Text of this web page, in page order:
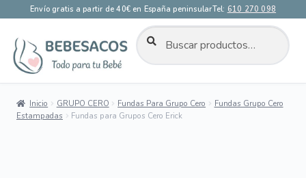
Envío gratis a partir de 40€ en España peninsularTel: 610 270 098
navegación
Buscar
por:
BUSCAR
Inicio GRUPO CERO Fundas Para Grupo Cero
Fundas Grupo Cero
Estampadas
Fundas para Grupos Cero Erick